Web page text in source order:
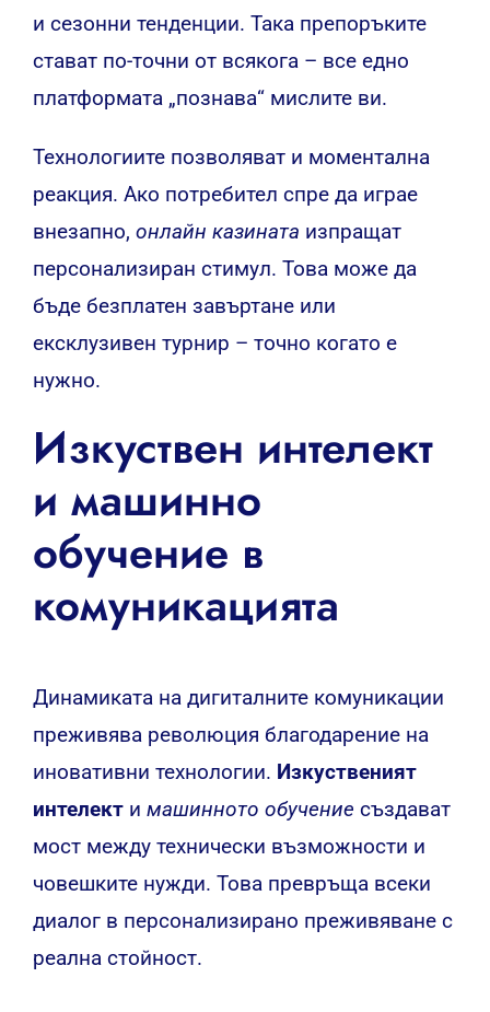
и сезонни тенденции. Така препоръките
стават по-точни от всякога – все едно
платформата „познава“ мислите ви.
Технологиите позволяват и моментална
реакция. Ако потребител спре да играе
внезапно, онлайн казината изпращат
персонализиран стимул. Това може да
бъде безплатен завъртане или
ексклузивен турнир – точно когато е
нужно.
Изкуствен интелект
и машинно
обучение в
комуникацията
Динамиката на дигиталните комуникации
преживява революция благодарение на
иновативни технологии. Изкуственият
интелект и машинното обучение създават
мост между технически възможности и
човешките нужди. Това превръща всеки
диалог в персонализирано преживяване с
реална стойност.